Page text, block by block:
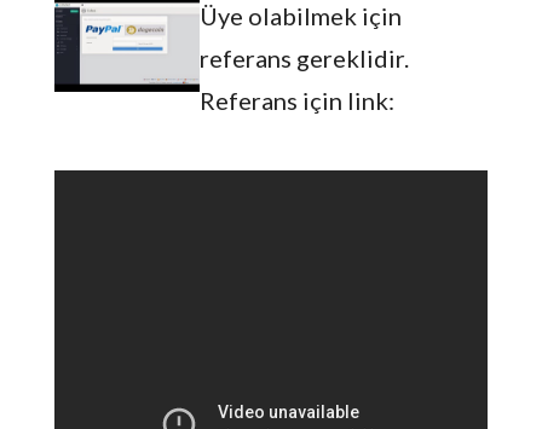
Üye olabilmek için
referans gereklidir.
Referans için link: